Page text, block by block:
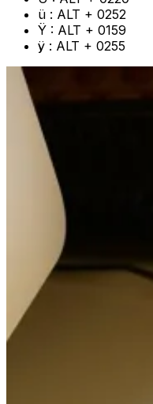
ü : ALT + 0252
Ÿ : ALT + 0159
ÿ : ALT + 0255